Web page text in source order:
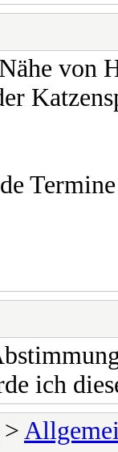
von
ich
>